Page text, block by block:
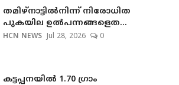
തമിഴ്നാട്ടില്‍നിന്ന് നിരോധിത
പുകയില ഉല്‍പന്നങ്ങളെത...
HCN NEWS Jul 28, 2026 0
കട്ടപ്പനയില്‍ 1.70 ഗ്രാം